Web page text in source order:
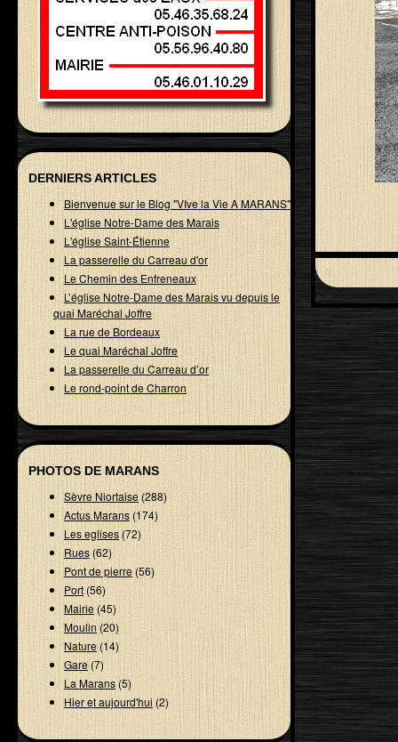
DERNIERS ARTICLES
Bienvenue sur le Blog "VIve la Vie A MARANS"
L'église Notre-Dame des Marais
L'église Saint-Étienne
La passerelle du Carreau d'or
Le Chemin des Enfreneaux
L’église Notre-Dame des Marais vu depuis le
quai Maréchal Joffre
La rue de Bordeaux
Le quai Maréchal Joffre
La passerelle du Carreau d’or
Le rond-point de Charron
PHOTOS DE MARANS
Sèvre Niortaise(288)
Actus Marans (174)
Les eglises(72)
Rues(62)
Pont de pierre(56)
Port(56)
Mairie(45)
Moulin(20)
Nature(14)
Gare (7)
La Marans(5)
Hier et aujourd'hui (2)